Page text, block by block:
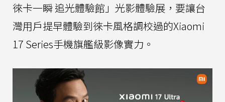
徠卡一瞬 追光體驗館」光影體驗展，要讓台
灣用戶提早體驗到徠卡風格調校過的Xiaomi
17 Series手機旗艦級影像實力。